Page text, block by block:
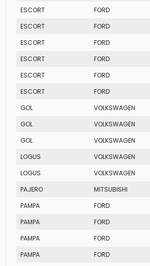
ESCORT
FORD
ESCORT
FORD
ESCORT
FORD
ESCORT
FORD
ESCORT
FORD
ESCORT
FORD
GOL
VOLKSWAGEN
GOL
VOLKSWAGEN
GOL
VOLKSWAGEN
LOGUS
VOLKSWAGEN
LOGUS
VOLKSWAGEN
PAJERO
MITSUBISHI
PAMPA
FORD
PAMPA
FORD
PAMPA
FORD
PAMPA
FORD